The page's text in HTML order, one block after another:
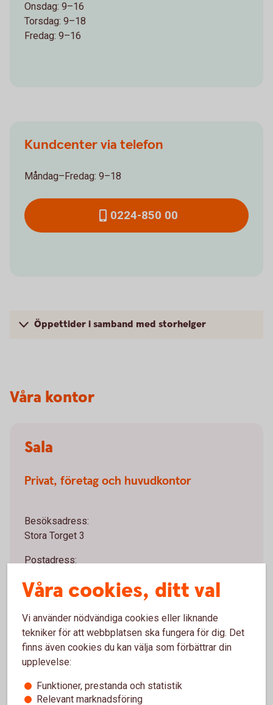
Onsdag: 9–16
Torsdag: 9–18
Fredag: 9–16
Kundcenter via telefon
Måndag–Fredag: 9–18
0224-850 00
Öppettider i samband med storhelger
Våra kontor
Sala
Privat, företag och huvudkontor
Besöksadress:
Stora Torget 3
Postadress:
Telefon:
0224-850 00
Våra cookies, ditt val
Vi använder nödvändiga cookies eller liknande
tekniker för att webbplatsen ska fungera för dig. Det
finns även cookies du kan välja som förbättrar din
upplevelse:
Funktioner, prestanda och statistik
Relevant marknadsföring